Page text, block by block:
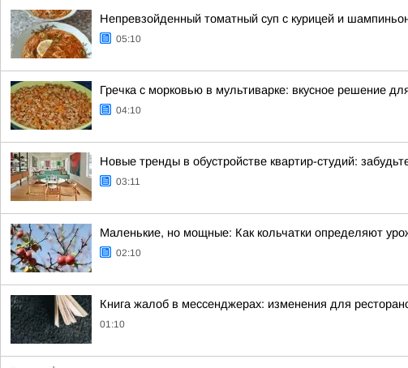
Непревзойденный томатный суп с курицей и
05:10
Гречка с морковью в мультиварке: вкусное решение
04:10
Новые тренды в обустройстве квартир-студий:
03:11
Маленькие, но мощные: Как кольчатки определяют
02:10
Книга жалоб в мессенджерах: изменения для
01:10